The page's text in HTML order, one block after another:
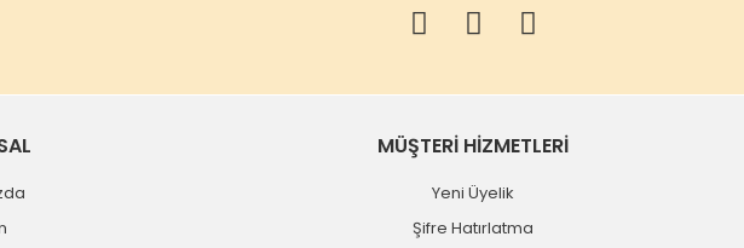
MÜŞTERİ HİZMETLERİ
Yeni Üyelik
Şifre Hatırlatma